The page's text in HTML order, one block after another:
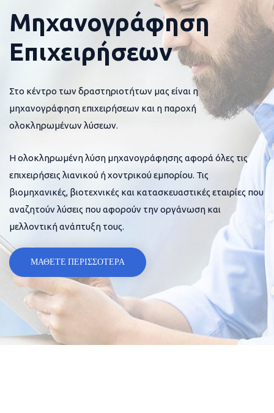
Μηχανογράφηση
Επιχειρήσεων
Στο κέντρο των δραστηριοτήτων μας είναι η
μηχανογράφηση επιχειρήσεων και η παροχή
ολοκληρωμένων λύσεων.
Η ολοκληρωμένη λύση μηχανογράφησης αφορά όλες τις
επιχειρήσεις λιανικού ή χοντρικού εμπορίου. Τις
βιομηχανικές, βιοτεχνικές και κατασκευαστικές εταιρίες που
αναζητούν λύσεις που αφορούν την οργάνωση και
μελλοντική ανάπτυξη τους.
ΜΑΘΕΤΕ ΠΕΡΙΣΣΟΤΕΡΑ